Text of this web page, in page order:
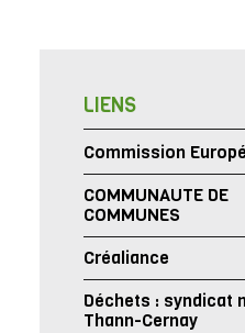
LIENS
Commission
COMMUNAUTE DE
COMMUNES
Créaliance
Déchets : syndicat
Thann-Cernay